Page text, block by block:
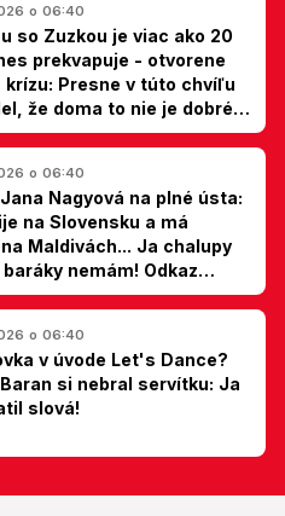
o 06:40
so Zuzkou je viac ako 20
prekvapuje - otvorene
krízu: Presne v túto chvíľu
že doma to nie je dobré,
Ondrík
o 06:40
Nagyová na plné ústa:
na Slovensku a má
Maldivách... Ja chalupy
nemám! Odkaz
o 06:40
v úvode Let's Dance?
si nebral servítku: Ja
slová!